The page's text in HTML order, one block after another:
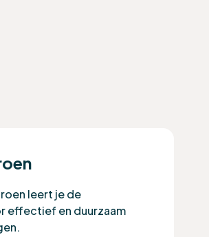
leert je de
effectief en duurzaam